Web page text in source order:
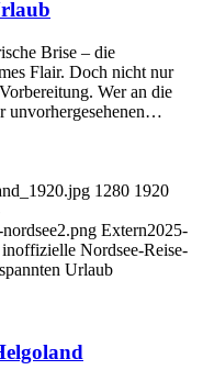
Brise – die
Flair. Doch nicht nur
Wer an die
unvorhergesehenen…
1280 1920
Extern2025-
Nordsee-Reise-
Urlaub